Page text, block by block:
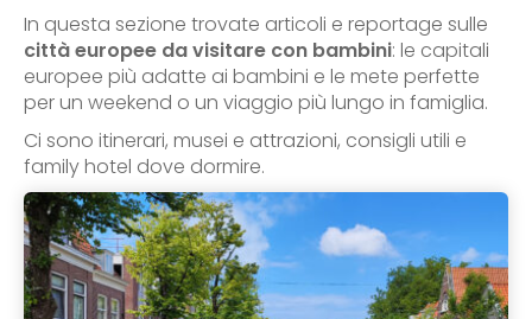
In questa sezione trovate articoli e reportage sulle
città europee da visitare con bambini: le capitali
europee più adatte ai bambini e le mete perfette
per un weekend o un viaggio più lungo in famiglia.
Ci sono itinerari, musei e attrazioni, consigli utili e
family hotel dove dormire.